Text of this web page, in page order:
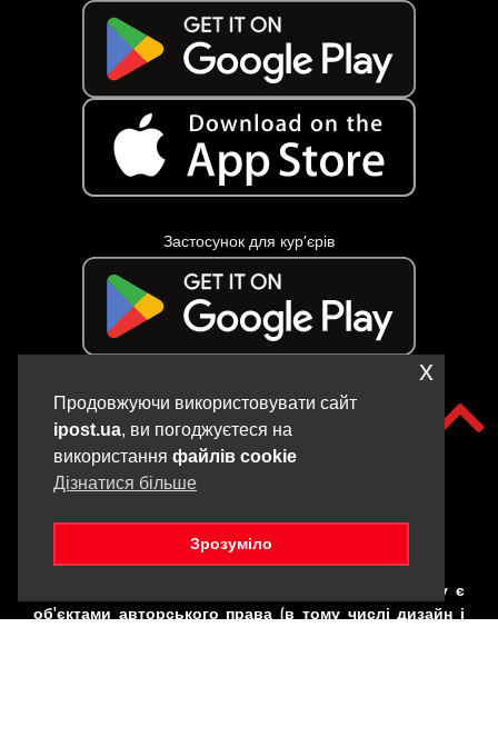
Застосунок для кур’єрів
Copyright © iPOST, 2017-2025. Всі матеріали даного сайту є
об'єктами авторського права (в тому числі дизайн і
Продовжуючи використовувати сайт
ipost.ua, ви погоджуєтеся на
використання файлів cookie
Дізнатися більше
Зрозуміло
x